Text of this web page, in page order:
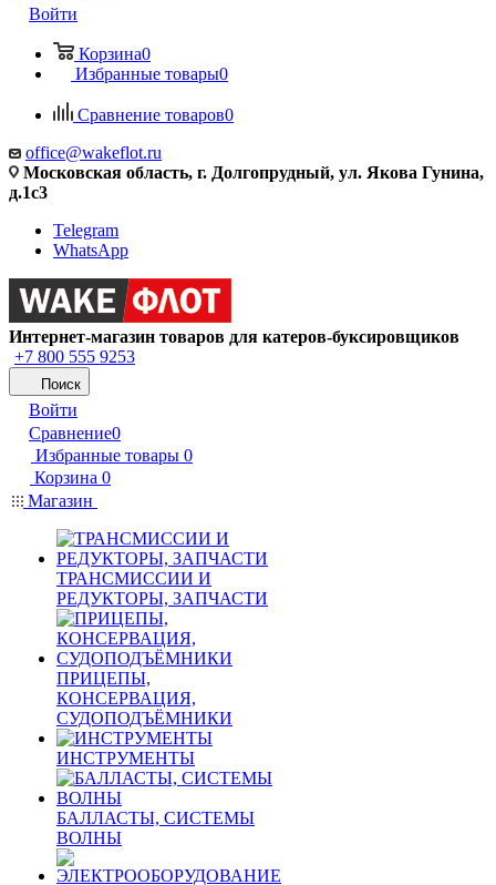
Войти
Корзина0
Избранные товары0
Сравнение товаров0
office@wakeflot.ru
Московская область, г. Долгопрудный, ул. Якова Гунина,
д.1с3
Telegram
WhatsApp
Интернет-магазин товаров для катеров-буксировщиков
+7 800 555 9253
Поиск
Войти
Сравнение0
Избранные товары 0
Корзина 0
Магазин
ТРАНСМИССИИ И
РЕДУКТОРЫ, ЗАПЧАСТИ
ПРИЦЕПЫ,
КОНСЕРВАЦИЯ,
СУДОПОДЪЁМНИКИ
ИНСТРУМЕНТЫ
БАЛЛАСТЫ, СИСТЕМЫ
ВОЛНЫ